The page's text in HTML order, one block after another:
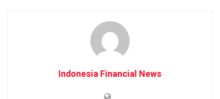
Indonesia Financial News